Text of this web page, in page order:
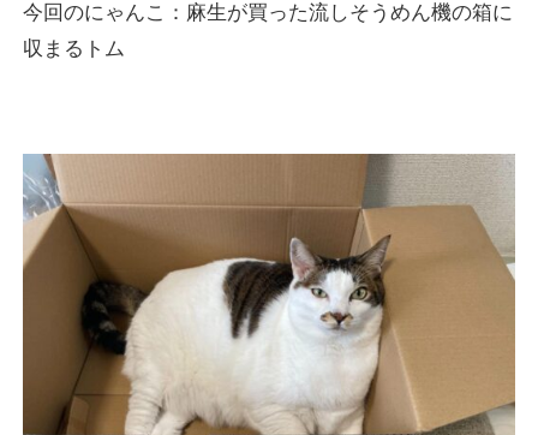
今回のにゃんこ：麻生が買った流しそうめん機の箱に
収まるトム